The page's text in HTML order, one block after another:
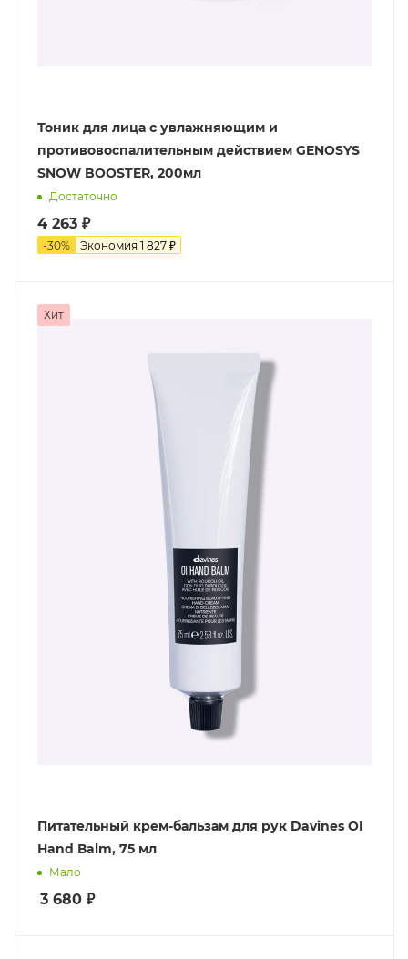
Тоник для лица c увлажняющим и
противовоспалительным действием GENOSYS
SNOW BOOSTER, 200мл
Достаточно
4 263 ₽
-30% Экономия 1 827 ₽
Хит
Питательный крем-бальзам для рук Davines OI
Нand Вalm, 75 мл
Мало
3 680 ₽